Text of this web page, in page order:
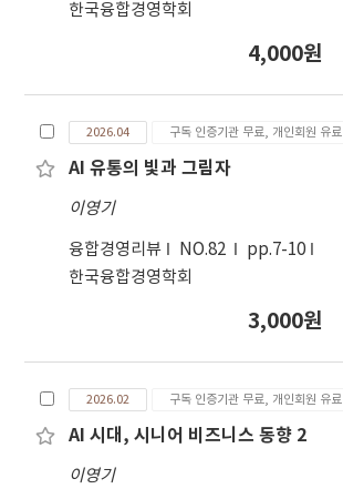
한국융합경영학회
4,000원
2026.04 구독 인증기관 무료, 개인회원 유료
AI 유통의 빛과 그림자
이영기
융합경영리뷰 NO.82
pp.7-10
한국융합경영학회
3,000원
2026.02 구독 인증기관 무료, 개인회원 유료
AI 시대, 시니어 비즈니스 동향 2
이영기